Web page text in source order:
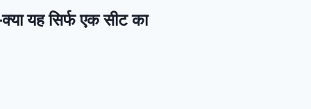
यह सिर्फ एक सीट का